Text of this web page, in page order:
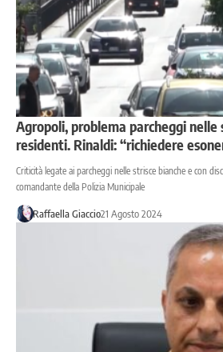
Agropoli, problema parcheggi nelle
residenti. Rinaldi: “richiedere
Criticità legate ai parcheggi nelle strisce bianche e con
comandante della Polizia Municipale
Raffaella Giaccio21 Agosto 2024